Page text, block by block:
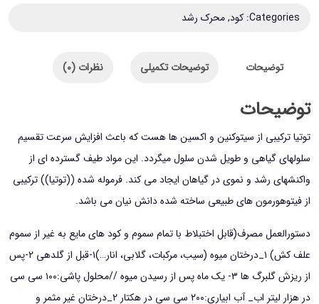
محرک
میلی
لیتر
عدد
Categories: کود,محرک رشد
توضیحات توضیحات تکمیلی نظرات (0)
توضیحات
توتیا ترکیبی از سیتوکنین و اکسین ها هست که باعث افزایش سرعت تقسیم
سلولهای گیاهی و طویل شدن سلول میگردد. این مواد طیف گسترده ای از
واکنشهای رشد و نموی در گیاهان ایجاد می کند. فرموله شده ((توتیا)) ترکیبی
از فیتوهورمون های طبیعی ساخته شده دانش نیان می باشد.
دستورالعمل مصرف(قابل اختبلاط با تمام سموم و کود های مایع به غیر از سموم
علف کش) ۱_درختان میوه (سیب، مرکبات، گلابی، انار…)۱-قبل از گلدهی ۲-پس
از ریزش گلبرگ ها ۳- یک ماه پس از رسیدن میوه //محلول پاشی:۱۰۰ سی سی
در هزار لیتر اب_ آب ابیاری:۲۰۰ سی سی در هکتار ۲_درختان غیر مثمر و